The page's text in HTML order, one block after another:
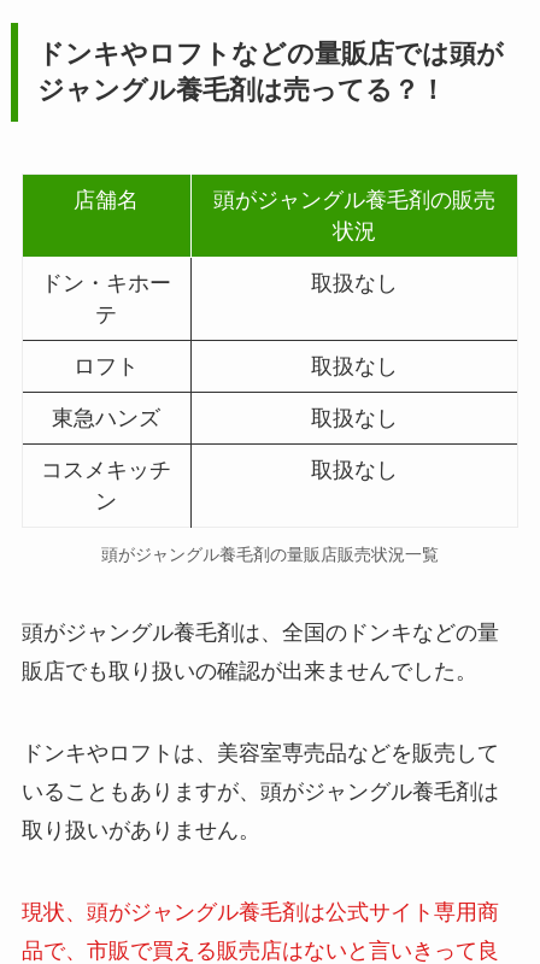
ドンキやロフトなどの量販店では頭が
ジャングル養毛剤 は売ってる？！
店舗名
頭がジャングル養毛剤の販売
状況
ドン・キホー
テ
取扱なし
ロフト 取扱なし
東急ハンズ 取扱なし
コスメキッチ
ン
取扱なし
頭がジャングル養毛剤の量販店販売状況一覧
頭がジャングル養毛剤 は、全国のドンキなどの量
販店でも取り扱いの確認が出来ませんでした。
ドンキやロフトは、美容室専売品などを販売して
いることもありますが、 頭がジャングル養毛剤 は
取り扱いがありません。
現状、 頭がジャングル養毛剤 は公式サイト専用商
品で、市販で買える販売店はないと言いきって良